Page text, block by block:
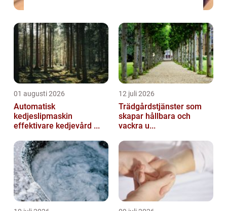
01 augusti 2026
Automatisk
kedjeslipmaskin
effektivare kedjevård ...
12 juli 2026
Trädgårdstjänster som
skapar hållbara och
vackra u...